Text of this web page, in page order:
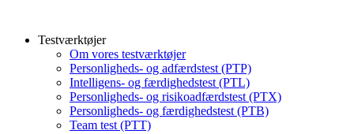
Testværktøjer
Om vores testværktøjer
Personligheds- og adfærdstest (PTP)
Intelligens- og færdighedstest (PTL)
Personligheds- og risikoadfærdstest (PTX)
Personligheds- og færdighedstest (PTB)
Team test (PTT)